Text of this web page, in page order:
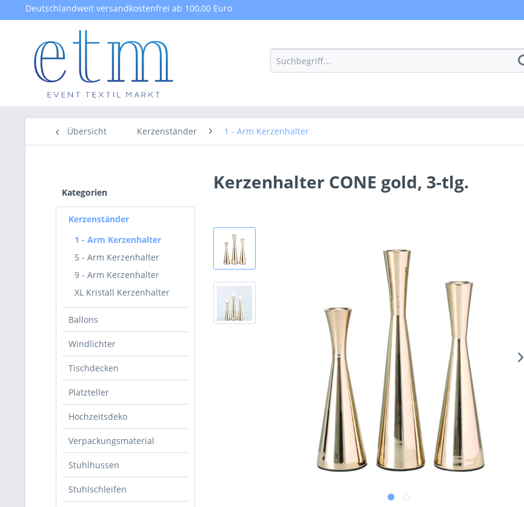
Deutschlandweit versandkostenfrei ab 100,00 Euro
Übersicht Kerzenständer 1 - Arm Kerzenhalter
Kategorien
Kerzenständer
1 - Arm Kerzenhalter
5 - Arm Kerzenhalter
9 - Arm Kerzenhalter
XL Kristall Kerzenhalter
Ballons
Windlichter
Tischdecken
Platzteller
Hochzeitsdeko
Verpackungsmaterial
Stuhlhussen
Stuhlschleifen
Kerzenhalter CONE gold, 3-tlg.